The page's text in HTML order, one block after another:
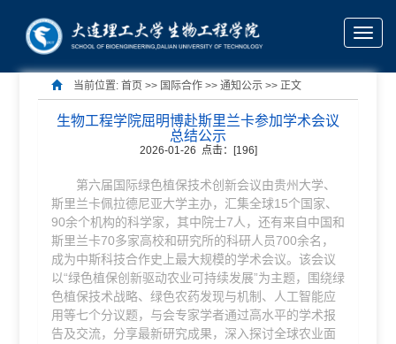
Toggle
当前位置: 首页 >> 国际合作 >> 通知公示>> 正文
生物工程学院屈明博赴斯里兰卡参加学术会议
总结公示
2026-01-26 点击：[196]
第六届国际绿色植保技术创新会议由贵州大学、
斯里兰卡佩拉德尼亚大学主办，汇集全球15个国家、
90余个机构的科学家，其中院士7人，还有来自中国和
斯里兰卡70多家高校和研究所的科研人员700余名，
成为中斯科技合作史上最大规模的学术会议。该会议
以“绿色植保创新驱动农业可持续发展”为主题，围绕绿
色植保技术战略、绿色农药发现与机制、人工智能应
用等七个分议题，与会专家学者通过高水平的学术报
告及交流，分享最新研究成果，深入探讨全球农业面